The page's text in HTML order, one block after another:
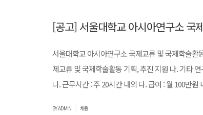
[공고] 서울대학교 아시아연구소 국
서울대학교 아시아연구소 국제교류 및 국제학술
제교류 및 국제학술활동 기획, 추진 지원 나. 기타
나. 근무시간 : 주 20시간 내외 다. 급여 : 월 100만
BY ADMIN 채용